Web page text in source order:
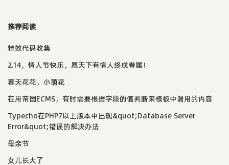
推荐阅读
特效代码收集
2.14，情人节快乐，愿天下有情人终成眷属！
春天花花，小萌花
在用帝国ECMS，有时需要根据字段的值判断来模板中调用的内容
Typecho在PHP7以上版本中出现&quot;Database Server
Error&quot;错误的解决办法
母亲节
女儿长大了